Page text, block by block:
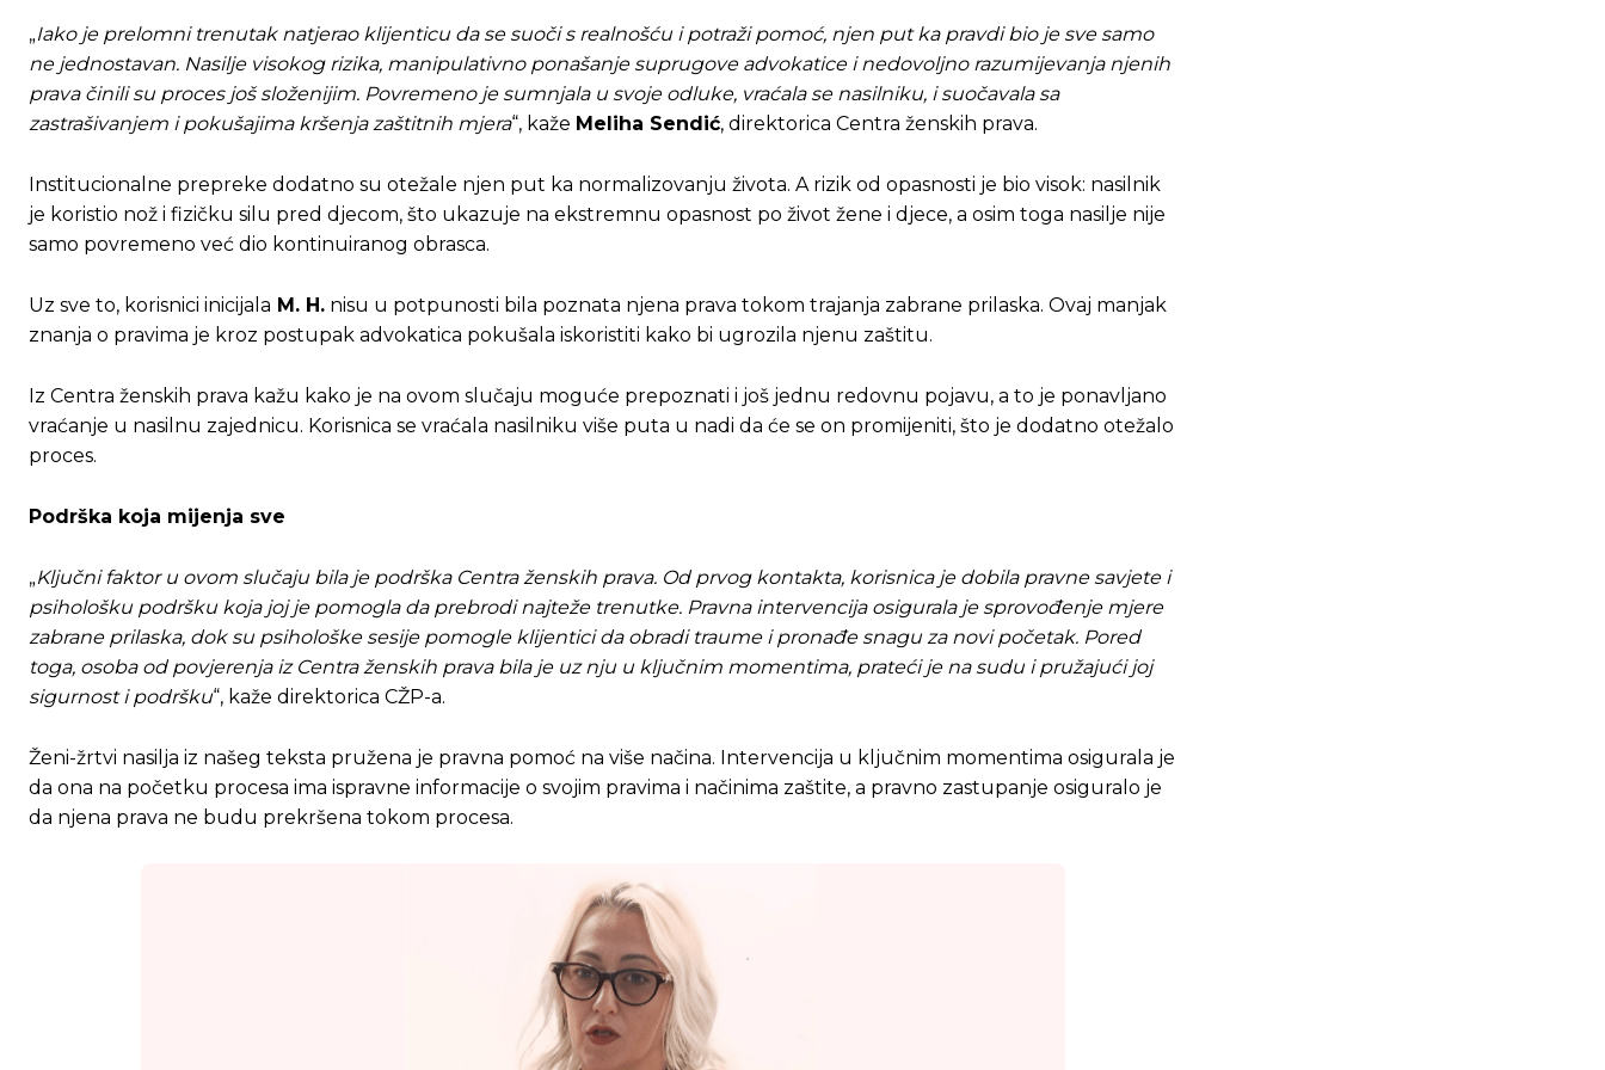
[wpuf_form id=”7463”]
[wpuf_form id=”7463”]
„Iako je prelomni trenutak natjerao klijenticu da se suoči s realnošću i potraži pomoć, njen put ka pravdi bio je sve samo
ne jednostavan. Nasilje visokog rizika, manipulativno ponašanje suprugove advokatice i nedovoljno razumijevanja njenih
prava činili su proces još složenijim. Povremeno je sumnjala u svoje odluke, vraćala se nasilniku, i suočavala sa
zastrašivanjem i pokušajima kršenja zaštitnih mjera“, kaže Meliha Sendić, direktorica Centra ženskih prava.
Institucionalne prepreke dodatno su otežale njen put ka normalizovanju života. A rizik od opasnosti je bio visok: nasilnik
je koristio nož i fizičku silu pred djecom, što ukazuje na ekstremnu opasnost po život žene i djece, a osim toga nasilje nije
samo povremeno već dio kontinuiranog obrasca.
Uz sve to, korisnici inicijala M. H. nisu u potpunosti bila poznata njena prava tokom trajanja zabrane prilaska. Ovaj manjak
znanja o pravima je kroz postupak advokatica pokušala iskoristiti kako bi ugrozila njenu zaštitu.
Iz Centra ženskih prava kažu kako je na ovom slučaju moguće prepoznati i još jednu redovnu pojavu, a to je ponavljano
vraćanje u nasilnu zajednicu. Korisnica se vraćala nasilniku više puta u nadi da će se on promijeniti, što je dodatno otežalo
proces.
Podrška koja mijenja sve
„Ključni faktor u ovom slučaju bila je podrška Centra ženskih prava. Od prvog kontakta, korisnica je dobila pravne savjete i
psihološku podršku koja joj je pomogla da prebrodi najteže trenutke. Pravna intervencija osigurala je sprovođenje mjere
zabrane prilaska, dok su psihološke sesije pomogle klijentici da obradi traume i pronađe snagu za novi početak. Pored
toga, osoba od povjerenja iz Centra ženskih prava bila je uz nju u ključnim momentima, prateći je na sudu i pružajući joj
sigurnost i podršku“, kaže direktorica CŽP-a.
Ženi-žrtvi nasilja iz našeg teksta pružena je pravna pomoć na više načina. Intervencija u ključnim momentima osigurala je
da ona na početku procesa ima ispravne informacije o svojim pravima i načinima zaštite, a pravno zastupanje osiguralo je
da njena prava ne budu prekršena tokom procesa.